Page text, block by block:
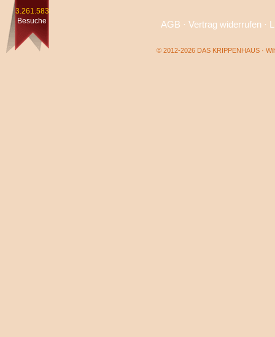
3.261.583
Besuche
AGB · Vertrag widerrufen·
© 2012-2026 DAS KRIPPENHAUS ·